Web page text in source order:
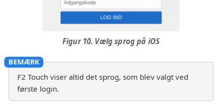
Figur 10. Vælg sprog på iOS
F2 Touch viser altid det sprog, som blev valgt ved
første login.